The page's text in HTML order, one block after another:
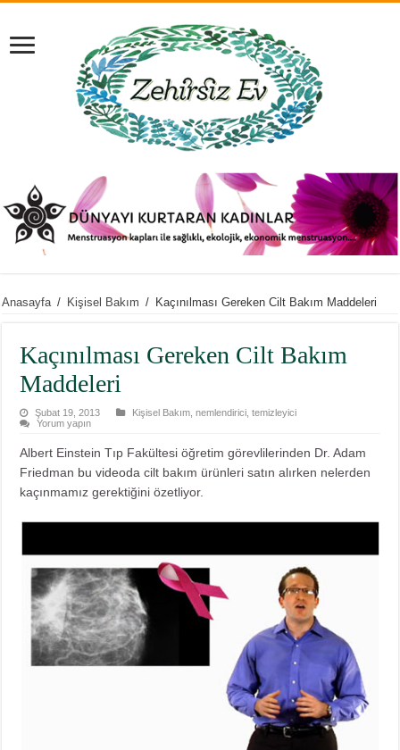
Anasayfa / Kişisel Bakım / Kaçınılması Gereken Cilt Bakım Maddeleri
Kaçınılması Gereken Cilt Bakım
Maddeleri
Şubat 19, 2013 Kişisel Bakım ,nemlendirici ,temizleyici
Yorum yapın
Albert Einstein Tıp Fakültesi öğretim görevlilerinden Dr. Adam
Friedman bu videoda cilt bakım ürünleri satın alırken nelerden
kaçınmamız gerektiğini özetliyor.